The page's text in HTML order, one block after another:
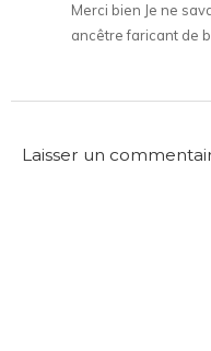
Merci bien Je ne
ancêtre faricant de
Laisser un